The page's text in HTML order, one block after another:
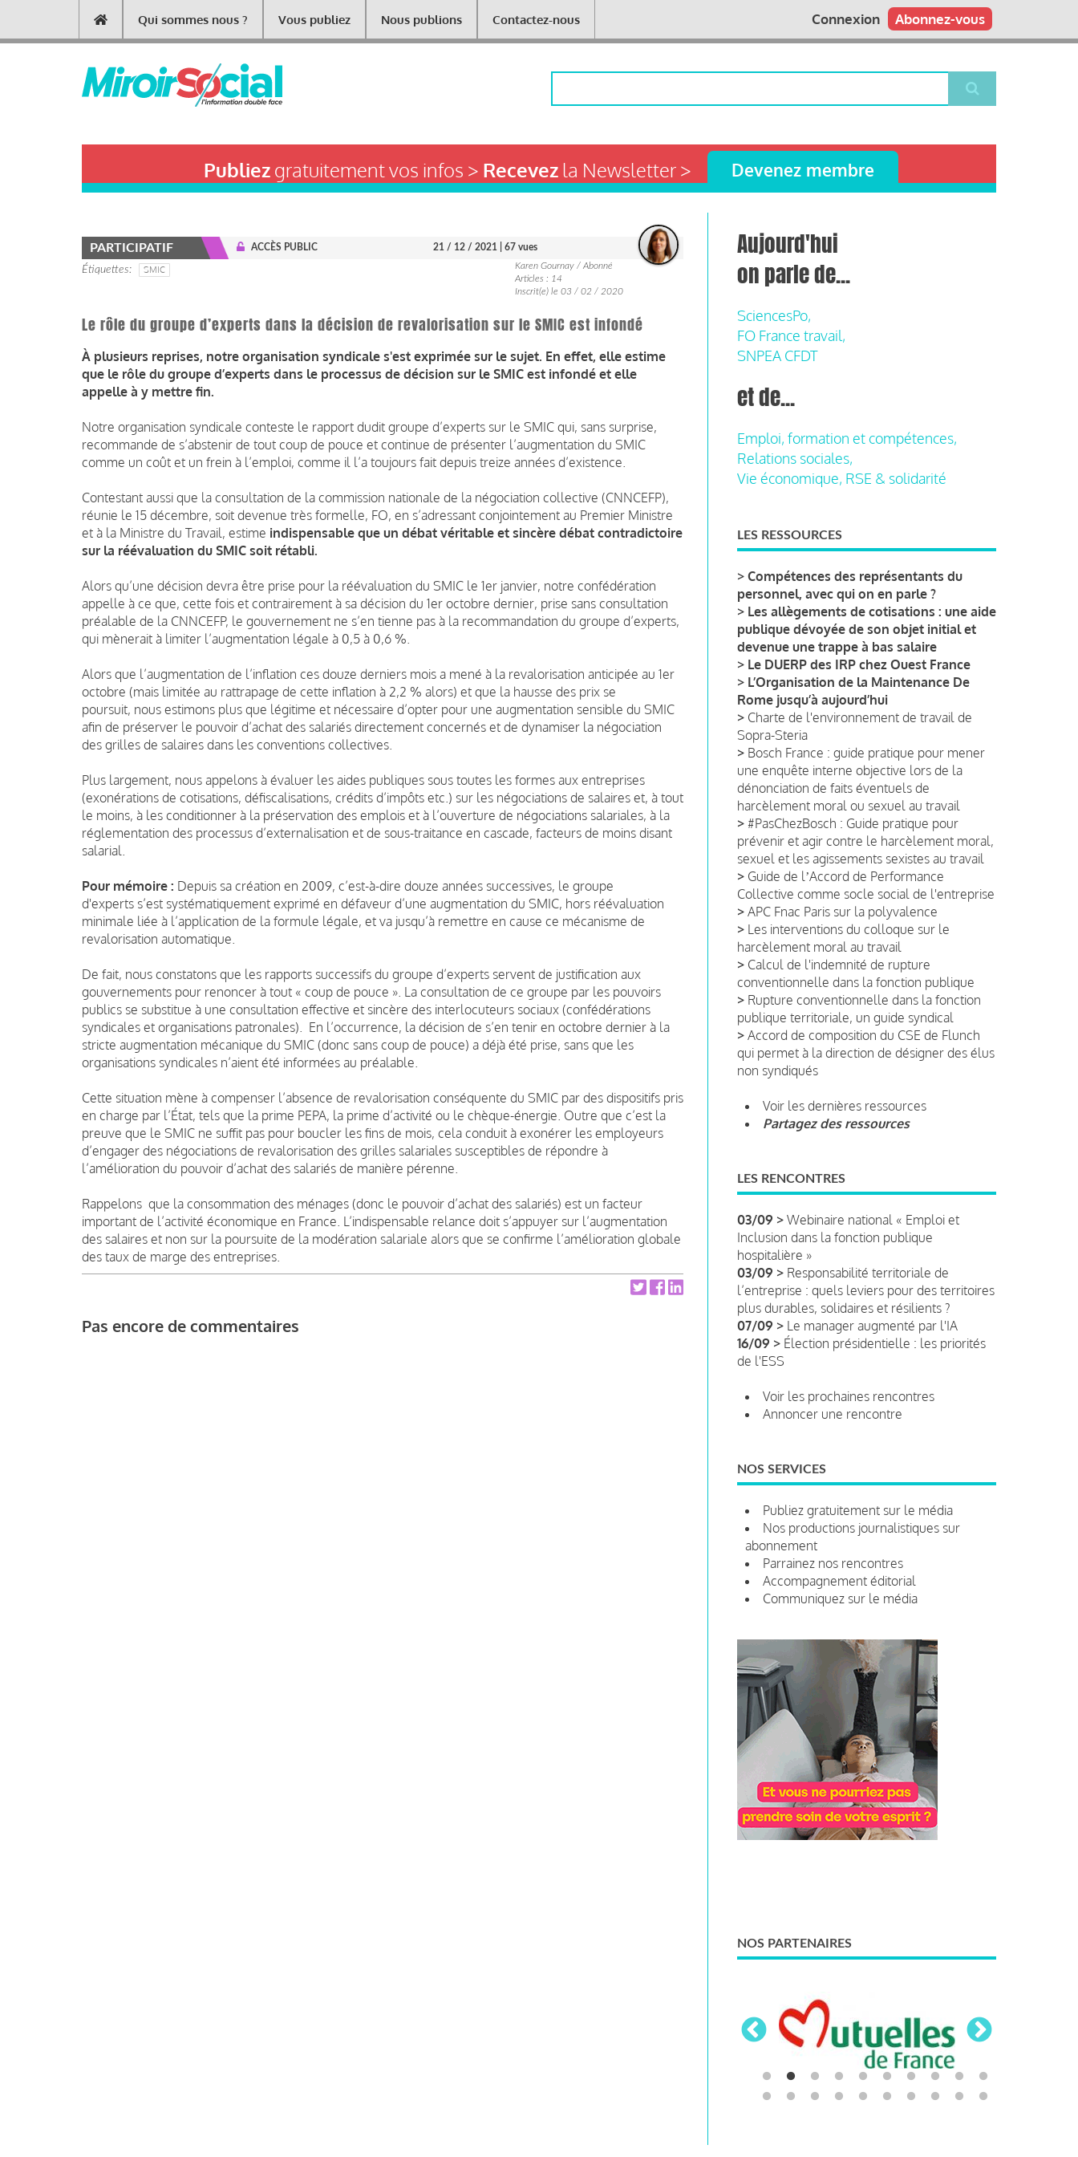
contenu
Main
navigation
Qui sommes nous ? Vous publiez Nous publions Contactez-nous Abonnez-vous
Connexion
Publiezgratuitement vos infos > Recevezla Newsletter > Devenez membre
PARTICIPATIF ACCÈS PUBLIC 21 / 12 / 2021 | 67 vues
Étiquettes SMIC
Karen Gournay / Abonné
Articles : 14
Inscrit(e) le 03 / 02 / 2020
Le rôle du groupe d’experts dans la décision de revalorisation sur le SMIC est infondé
À plusieurs reprises, notre organisation syndicale s'est exprimée sur le sujet. En effet, elle estime
que le rôle du groupe d’experts dans le processus de décision sur le SMIC est infondé et elle
appelle à y mettre fin.
Notre organisation syndicale conteste le rapport dudit groupe d’experts sur le SMIC qui, sans surprise,
recommande de s’abstenir de tout coup de pouce et continue de présenter l’augmentation du SMIC
comme un coût et un frein à l’emploi, comme il l’a toujours fait depuis treize années d’existence.
Contestant aussi que la consultation de la commission nationale de la négociation collective (CNNCEFP),
réunie le 15 décembre, soit devenue très formelle, FO, en s’adressant conjointement au Premier Ministre
et à la Ministre du Travail, estime indispensable que un débat véritable et sincère débat contradictoire
sur la réévaluation du SMIC soit rétabli.
Alors qu’une décision devra être prise pour la réévaluation du SMIC le 1er janvier, notre confédération
appelle à ce que, cette fois et contrairement à sa décision du 1er octobre dernier, prise sans consultation
préalable de la CNNCEFP, le gouvernement ne s’en tienne pas à la recommandation du groupe d’experts,
qui mènerait à limiter l’augmentation légale à 0,5 à 0,6 %.
Alors que l’augmentation de l’inflation ces douze derniers mois a mené à la revalorisation anticipée au 1er
octobre (mais limitée au rattrapage de cette inflation à 2,2 % alors) et que la hausse des prix se
poursuit, nous estimons plus que légitime et nécessaire d’opter pour une augmentation sensible du SMIC
afin de préserver le pouvoir d’achat des salariés directement concernés et de dynamiser la négociation
des grilles de salaires dans les conventions collectives.
Plus largement, nous appelons à évaluer les aides publiques sous toutes les formes aux entreprises
(exonérations de cotisations, défiscalisations, crédits d’impôts etc.) sur les négociations de salaires et, à tout
le moins, à les conditionner à la préservation des emplois et à l’ouverture de négociations salariales, à la
réglementation des processus d’externalisation et de sous-traitance en cascade, facteurs de moins disant
salarial.
Pour mémoire : Depuis sa création en 2009, c’est-à-dire douze années successives, le groupe
d'experts s’est systématiquement exprimé en défaveur d’une augmentation du SMIC, hors réévaluation
minimale liée à l’application de la formule légale, et va jusqu’à remettre en cause ce mécanisme de
revalorisation automatique.
De fait, nous constatons que les rapports successifs du groupe d’experts servent de justification aux
gouvernements pour renoncer à tout « coup de pouce ». La consultation de ce groupe par les pouvoirs
publics se substitue à une consultation effective et sincère des interlocuteurs sociaux (confédérations
syndicales et organisations patronales). En l’occurrence, la décision de s’en tenir en octobre dernier à la
stricte augmentation mécanique du SMIC (donc sans coup de pouce) a déjà été prise, sans que les
organisations syndicales n’aient été informées au préalable.
Cette situation mène à compenser l’absence de revalorisation conséquente du SMIC par des dispositifs pris
en charge par l’État, tels que la prime PEPA, la prime d’activité ou le chèque-énergie. Outre que c’est la
preuve que le SMIC ne suffit pas pour boucler les fins de mois, cela conduit à exonérer les employeurs
d’engager des négociations de revalorisation des grilles salariales susceptibles de répondre à
l’amélioration du pouvoir d’achat des salariés de manière pérenne.
Rappelons que la consommation des ménages (donc le pouvoir d’achat des salariés) est un facteur
important de l’activité économique en France. L’indispensable relance doit s’appuyer sur l’augmentation
des salaires et non sur la poursuite de la modération salariale alors que se confirme l’amélioration globale
des taux de marge des entreprises.
Pas encore de commentaires
Aujourd'hui
on parle de...
SciencesPo,
FO France travail,
SNPEA CFDT
et de...
Emploi, formation et compétences,
Relations sociales,
Vie économique, RSE & solidarité
LES RESSOURCES
> Compétences des représentants du
personnel, avec qui on en parle ?
> Les allègements de cotisations : une aide
publique dévoyée de son objet initial et
devenue une trappe à bas salaire
> Le DUERP des IRP chez Ouest France
> L’Organisation de la Maintenance De
Rome jusqu’à aujourd’hui
> Charte de l'environnement de travail de
Sopra-Steria
> Bosch France : guide pratique pour mener
une enquête interne objective lors de la
dénonciation de faits éventuels de
harcèlement moral ou sexuel au travail
> #PasChezBosch : Guide pratique pour
prévenir et agir contre le harcèlement moral,
sexuel et les agissements sexistes au travail
> Guide de lʼAccord de Performance
Collective comme socle social de l'entreprise
> APC Fnac Paris sur la polyvalence
> Les interventions du colloque sur le
harcèlement moral au travail
> Calcul de l'indemnité de rupture
conventionnelle dans la fonction publique
> Rupture conventionnelle dans la fonction
publique territoriale, un guide syndical
> Accord de composition du CSE de Flunch
qui permet à la direction de désigner des élus
non syndiqués
Voir les dernières ressources
Partagez des ressources
LES RENCONTRES
03/09 > Webinaire national « Emploi et
Inclusion dans la fonction publique
hospitalière »
03/09 > Responsabilité territoriale de
l’entreprise : quels leviers pour des territoires
plus durables, solidaires et résilients ?
07/09 > Le manager augmenté par l'IA
16/09 > Élection présidentielle : les priorités
de l'ESS
Voir les prochaines rencontres
Annoncer une rencontre
NOS SERVICES
Publiez gratuitement sur le média
Nos productions journalistiques sur
abonnement
Parrainez nos rencontres
Accompagnement éditorial
Communiquez sur le média
NOS PARTENAIRES